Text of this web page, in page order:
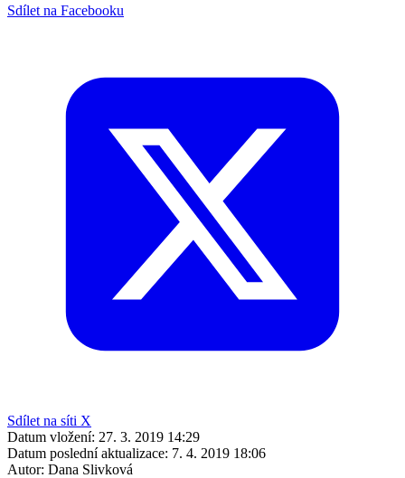
Sdílet na Facebooku
Sdílet na síti X
Datum vložení: 27. 3. 2019 14:29
Datum poslední aktualizace: 7. 4. 2019 18:06
Autor: Dana Slivková